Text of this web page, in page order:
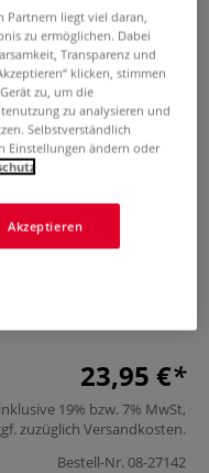
mit 12 halben Näpfchen
Die hoch
Aquarelleffekte.
23,95 €
inklusive 19% bzw. 7% MwSt,
zuzüglich Versandkosten.
Bestell-Nr.08-27142
Partnern liegt viel daran,
zu ermöglichen. Dabei
Transparenz und
klicken, stimmen
zu, um die
zu analysieren und
Selbstverständlich
Einstellungen ändern oder
Akzeptieren